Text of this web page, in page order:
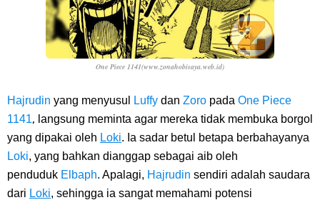
One Piece 1141(www.zonahobisaya.web.id)
Hajrudin yang menyusul Luffy dan Zoro pada One Piece
1141, langsung meminta agar mereka tidak membuka borgol
yang dipakai oleh Loki. Ia sadar betul betapa berbahayanya
Loki, yang bahkan dianggap sebagai aib oleh
penduduk Elbaph. Apalagi, Hajrudin sendiri adalah saudara
dari Loki, sehingga ia sangat memahami potensi